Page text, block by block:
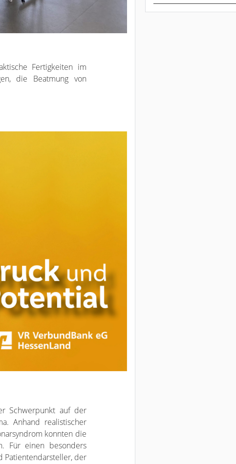
Fertigkeiten im
die Beatmung von
Schwerpunkt auf der
Anhand realistischer
konnten die
Für einen besonders
Patientendarsteller, der